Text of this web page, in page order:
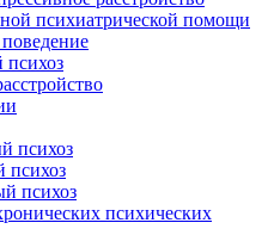
психиатрической помощи
психоз
психоз
психоз
психоз
психических